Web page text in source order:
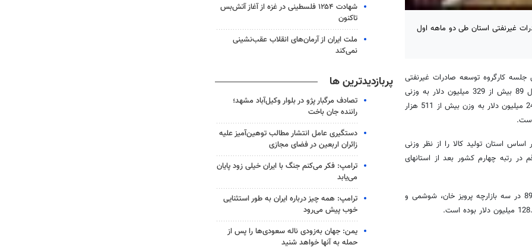
غیرنفتی استان طی دو ماهه اول
جلسه کارگروه توسعه صادرات غیرنفتی
استان کرمانشاه اظهار داشت: ارزش کل صادرات استان طی دو ماهه اول سال 89 بیش از 329 میلیون دلار به وزنی
بیش از695 هزار تن بوده که در همین مدت در سال گذشته رقمی بالغ بر 248 میلیون دلار به وزن بیش از 511 هزار
صادرات انجام شده از طریق گمرکات استان طی دو ماهه سال 89 بر اساس استان تولید کالا را از نظر وزنی
این رقم در رتبه چهارم کشور بعد از استانهای
وی همچنین اظهار داشت: صادرات مبادی مرزی استان طی دوماهه اول سال89 در سه بازارچه پرویز خان، شوشمی و
شهادت ۱۲۵۴ فلسطینی در غزه از آغاز آتش‌بس
تاکنون
ملت ایران از آرمان‌های انقلاب عقب‌نشینی
نمی‌کند
پربازدیدترین ها
تصادف مرگبار پژو در بلوار وکیل‌آباد مشهد؛
راننده جان باخت
دستگیری عامل انتشار مطالب توهین‌آمیز علیه
زائران اربعین در فضای مجازی
ترامپ: فکر می‌کنم جنگ با ایران خیلی زود پایان
می‌یابد
ترامپ: همه چیز درباره ایران به طور استثنایی
خوب پیش می‌رود
یمن: جهان به‌زودی ناله سعودی‌ها را پس از
حمله به آنها خواهد شنید